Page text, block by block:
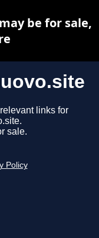
links for
sale.
Policy
be for sale,